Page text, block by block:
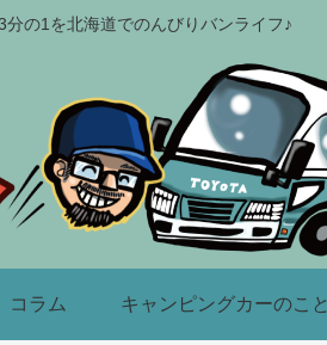
の1を北海道でのんびりバンライフ♪
コラム キャンピングカーのこと